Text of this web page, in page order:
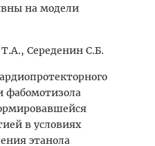
на модели
Середенин С.Б.
фабомотизола
в условиях
этанола